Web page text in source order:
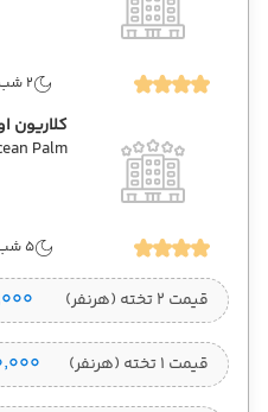
2 شب
کلاریون
Palm
5 شب
قیمت 2 تخته (هرنفر)
قیمت 1 تخته (هرنفر)